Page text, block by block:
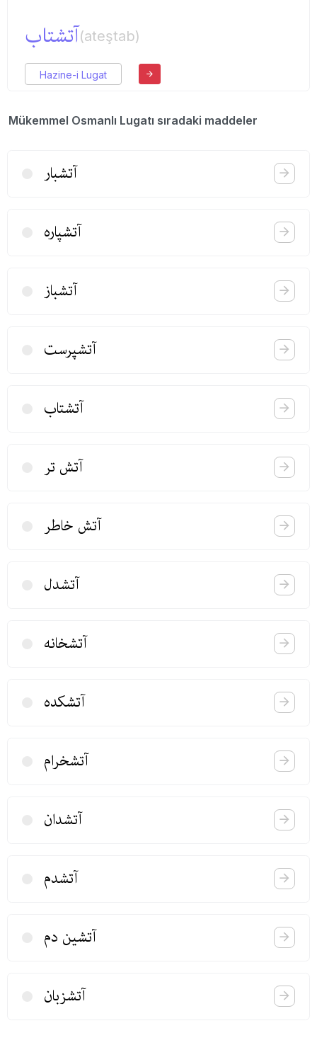
آتشتاب(ateştab)
Hazine-i Lugat
Mükemmel Osmanlı Lugatı sıradaki maddeler
آتشبار
آتشپاره
آتشباز
آتشپرست
آتشتاب
آتش تر
آتش خاطر
آتشدل
آتشخانه
آتشكده
آتشخرام
آتشدان
آتشدم
آتشین دم
آتشزبان